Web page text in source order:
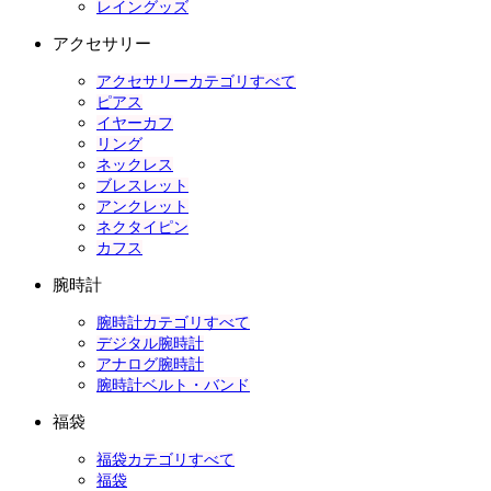
レイングッズ
アクセサリー
アクセサリーカテゴリすべて
ピアス
イヤーカフ
リング
ネックレス
ブレスレット
アンクレット
ネクタイピン
カフス
腕時計
腕時計カテゴリすべて
デジタル腕時計
アナログ腕時計
腕時計ベルト・バンド
福袋
福袋カテゴリすべて
福袋